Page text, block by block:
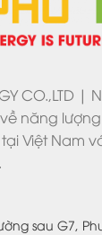
năng
Việt Nam
sau G7,